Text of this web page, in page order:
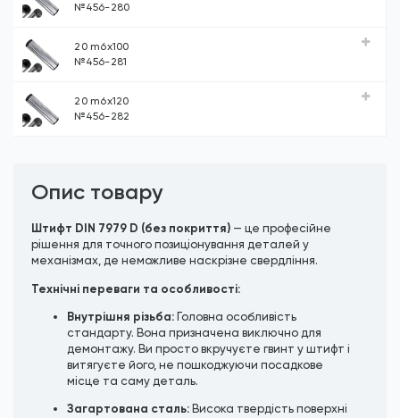
№456-280
20 m6х100
№456-281
20 m6х120
№456-282
Опис товару
Штифт DIN 7979 D (без покриття) — це професійне
рішення для точного позиціонування деталей у
механізмах, де неможливе наскрізне свердління.
Технічні переваги та особливості:
Внутрішня різьба: Головна особливість
стандарту. Вона призначена виключно для
демонтажу. Ви просто вкручуєте гвинт у штифт і
витягуєте його, не пошкоджуючи посадкове
місце та саму деталь.
Загартована сталь: Висока твердість поверхні